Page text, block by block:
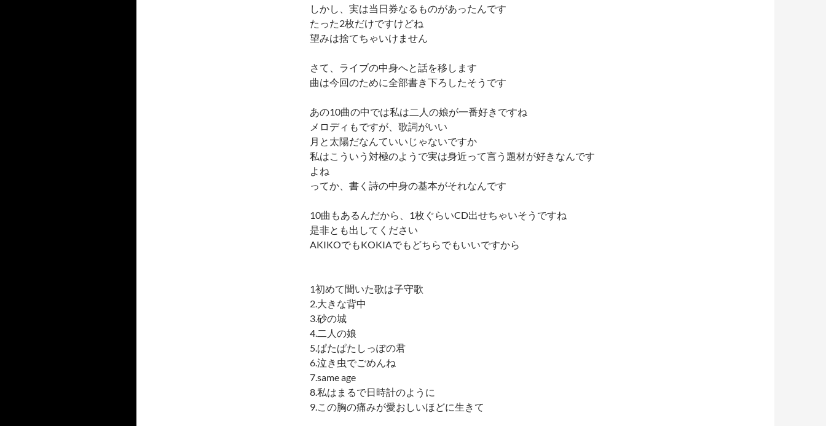
しかし、実は当日券なるものがあったんです
たった2枚だけですけどね
望みは捨てちゃいけません
さて、ライブの中身へと話を移します
曲は今回のために全部書き下ろしたそうです
あの10曲の中では私は二人の娘が一番好きですね
メロディもですが、歌詞がいい
月と太陽だなんていいじゃないですか
私はこういう対極のようで実は身近って言う題材が好きなんです
よね
ってか、書く詩の中身の基本がそれなんです
10曲もあるんだから、1枚ぐらいCD出せちゃいそうですね
是非とも出してください
AKIKOでもKOKIAでもどちらでもいいですから
1初めて聞いた歌は子守歌
2.大きな背中
3.砂の城
4.二人の娘
5.ぱたぱたしっぽの君
6.泣き虫でごめんね
7.same age
8.私はまるで日時計のように
9.この胸の痛みが愛おしいほどに生きて